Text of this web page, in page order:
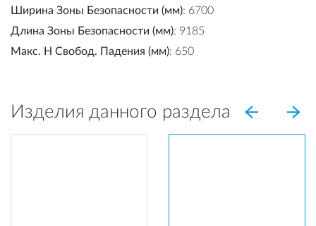
Ширина Зоны Безопасности (мм): 6700
Длина Зоны Безопасности (мм): 9185
Макс. H Свобод. Падения (мм): 650
Изделия данного раздела